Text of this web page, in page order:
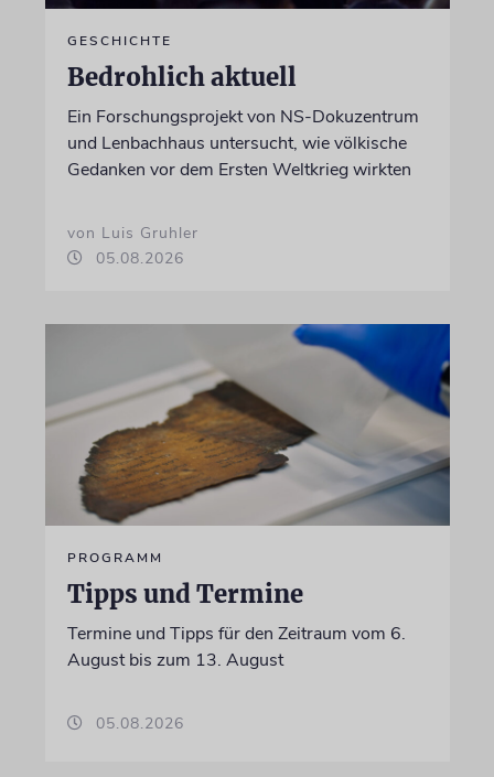
GESCHICHTE
Bedrohlich aktuell
Ein Forschungsprojekt von NS-Dokuzentrum
und Lenbachhaus untersucht, wie völkische
Gedanken vor dem Ersten Weltkrieg wirkten
von Luis Gruhler
05.08.2026
PROGRAMM
Tipps und Termine
Termine und Tipps für den Zeitraum vom 6.
August bis zum 13. August
05.08.2026